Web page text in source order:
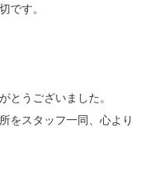
です。
とうございました。
をスタッフ一同、心より